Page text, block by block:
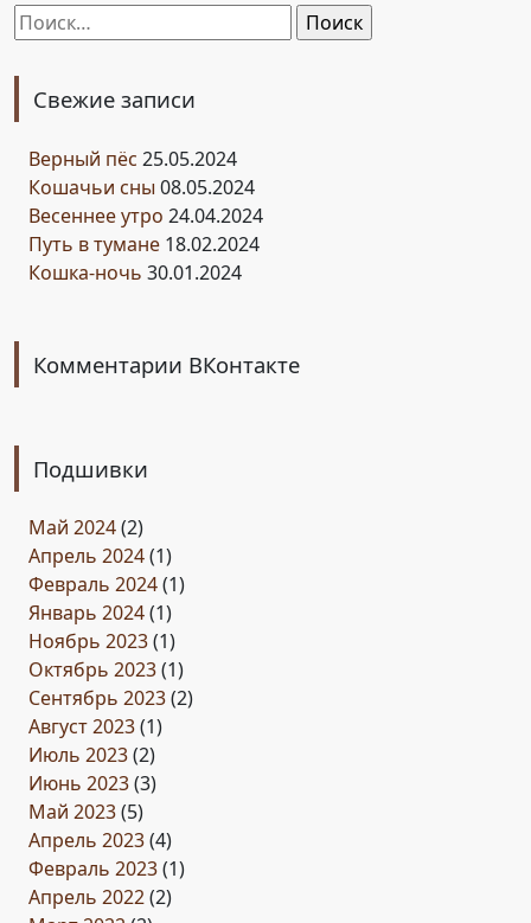
Найти:
Свежие записи
Верный пёс 25.05.2024
Кошачьи сны 08.05.2024
Весеннее утро 24.04.2024
Путь в тумане 18.02.2024
Кошка-ночь 30.01.2024
Комментарии ВКонтакте
Подшивки
Май 2024(2)
Апрель 2024(1)
Февраль 2024(1)
Январь 2024(1)
Ноябрь 2023(1)
Октябрь 2023(1)
Сентябрь 2023(2)
Август 2023(1)
Июль 2023(2)
Июнь 2023(3)
Май 2023(5)
Апрель 2023(4)
Февраль 2023(1)
Апрель 2022(2)